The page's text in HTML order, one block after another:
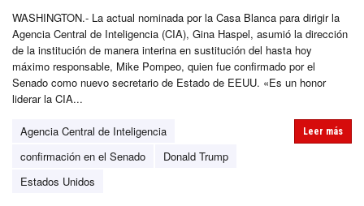
WASHINGTON.- La actual nominada por la Casa Blanca para dirigir la
Agencia Central de Inteligencia (CIA), Gina Haspel, asumió la dirección
de la institución de manera interina en sustitución del hasta hoy
máximo responsable, Mike Pompeo, quien fue confirmado por el
Senado como nuevo secretario de Estado de EEUU. «Es un honor
liderar la CIA...
Agencia Central de Inteligencia
confirmación en el Senado
Donald Trump
Estados Unidos
Leer más